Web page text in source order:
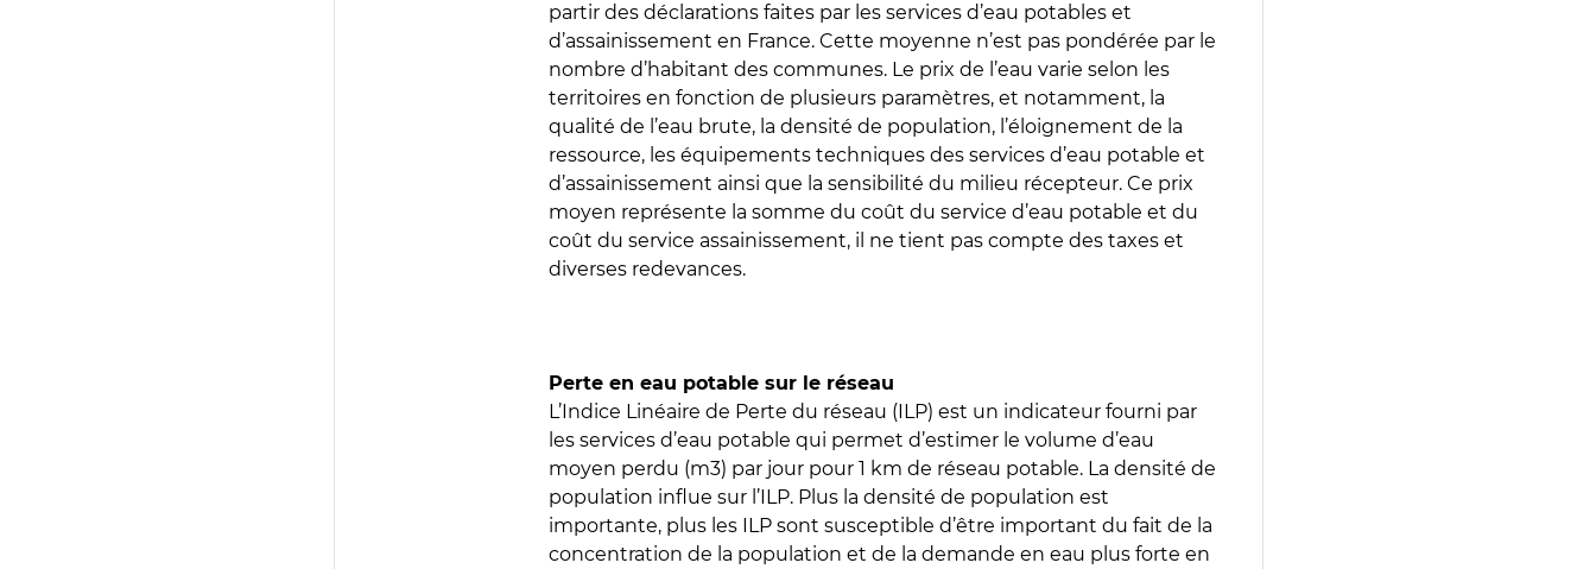
partir des déclarations faites par les services d’eau potables et
d’assainissement en France. Cette moyenne n’est pas pondérée par le
nombre d’habitant des communes. Le prix de l’eau varie selon les
territoires en fonction de plusieurs paramètres, et notamment, la
qualité de l’eau brute, la densité de population, l’éloignement de la
ressource, les équipements techniques des services d’eau potable et
d’assainissement ainsi que la sensibilité du milieu récepteur. Ce prix
moyen représente la somme du coût du service d’eau potable et du
coût du service assainissement, il ne tient pas compte des taxes et
diverses redevances.
Perte en eau potable sur le réseau
L’Indice Linéaire de Perte du réseau (ILP) est un indicateur fourni par
les services d’eau potable qui permet d’estimer le volume d’eau
moyen perdu (m3) par jour pour 1 km de réseau potable. La densité de
population influe sur l’ILP. Plus la densité de population est
importante, plus les ILP sont susceptible d’être important du fait de la
concentration de la population et de la demande en eau plus forte en